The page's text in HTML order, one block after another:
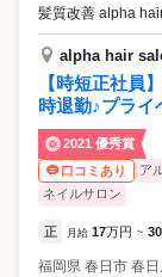
髪質改善 alpha
alpha hair
【時短正社員
時退勤♪プラ
2021 優秀賞
口コミあり
ア
ネイルサロン
正 月給 17万円 ~ 30
福岡県 春日市 春